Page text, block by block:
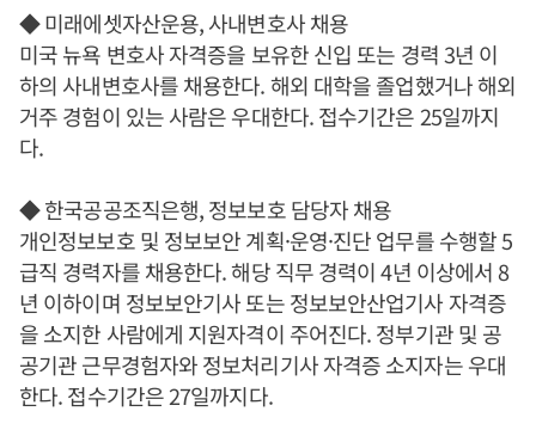
◆ 미래에셋자산운용, 사내변호사 채용
미국 뉴욕 변호사 자격증을 보유한 신입 또는 경력 3년 이
하의 사내변호사를 채용한다. 해외 대학을 졸업했거나 해외
거주 경험이 있는 사람은 우대한다. 접수기간은 25일까지
다.
◆ 한국공공조직은행, 정보보호 담당자 채용
개인정보보호 및 정보보안 계획·운영·진단 업무를 수행할 5
급직 경력자를 채용한다. 해당 직무 경력이 4년 이상에서 8
년 이하이며 정보보안기사 또는 정보보안산업기사 자격증
을 소지한 사람에게 지원자격이 주어진다. 정부기관 및 공
공기관 근무경험자와 정보처리기사 자격증 소지자는 우대
한다. 접수기간은 27일까지다.